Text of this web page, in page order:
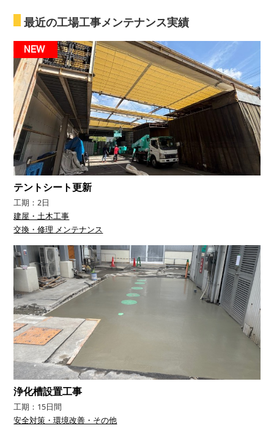
最近の工場工事メンテナンス実績
テントシート更新
工期：2日
建屋・土木工事
交換・修理 メンテナンス
浄化槽設置工事
工期：15日間
安全対策・環境改善・その他